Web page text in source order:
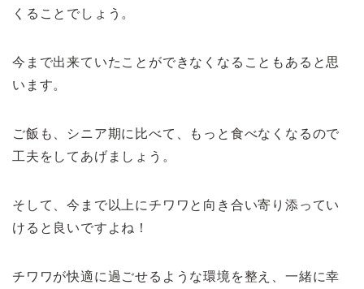
くることでしょう。
今まで出来ていたことができなくなることもあると思
います。
ご飯も、シニア期に比べて、もっと食べなくなるので
工夫をしてあげましょう。
そして、今まで以上にチワワと向き合い寄り添ってい
けると良いですよね！
チワワが快適に過ごせるような環境を整え、一緒に幸